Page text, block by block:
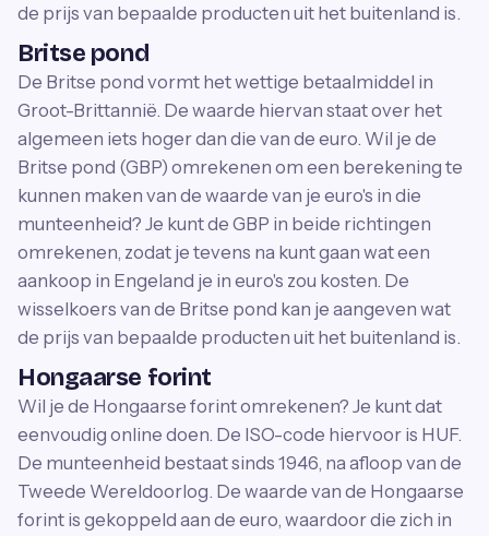
de prijs van bepaalde producten uit het buitenland is.
Britse pond
De Britse pond vormt het wettige betaalmiddel in
Groot-Brittannië. De waarde hiervan staat over het
algemeen iets hoger dan die van de euro. Wil je de
Britse pond (GBP) omrekenen om een berekening te
kunnen maken van de waarde van je euro's in die
munteenheid? Je kunt de GBP in beide richtingen
omrekenen, zodat je tevens na kunt gaan wat een
aankoop in Engeland je in euro's zou kosten. De
wisselkoers van de Britse pond kan je aangeven wat
de prijs van bepaalde producten uit het buitenland is.
Hongaarse forint
Wil je de Hongaarse forint omrekenen? Je kunt dat
eenvoudig online doen. De ISO-code hiervoor is HUF.
De munteenheid bestaat sinds 1946, na afloop van de
Tweede Wereldoorlog. De waarde van de Hongaarse
forint is gekoppeld aan de euro, waardoor die zich in